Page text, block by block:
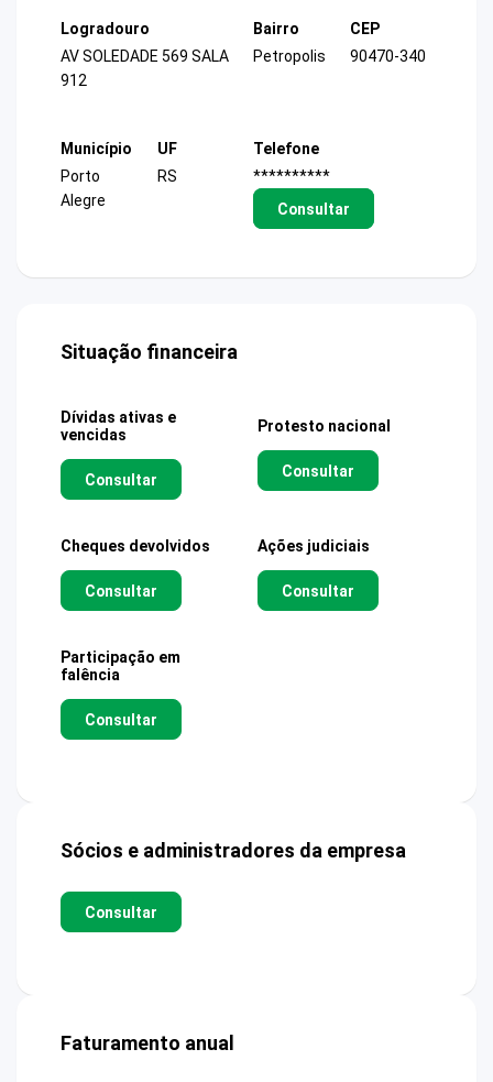
Logradouro
AV SOLEDADE 569 SALA
912
Bairro
Petropolis
CEP
90470-340
Município
Porto
Alegre
UF
RS
Telefone
**********
Consultar
Situação financeira
Dívidas ativas e
vencidas
Consultar
Protesto nacional
Consultar
Cheques devolvidos
Consultar
Ações judiciais
Consultar
Participação em
falência
Consultar
Sócios e administradores da empresa
Consultar
Faturamento anual